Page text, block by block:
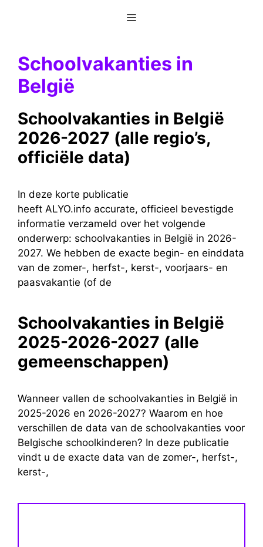
Menu
Schoolvakanties in
België
Schoolvakanties in België
2026-2027 (alle regio’s,
officiële data)
In deze korte publicatie
heeft ALYO.info accurate, officieel bevestigde
informatie verzameld over het volgende
onderwerp: schoolvakanties in België in 2026-
2027. We hebben de exacte begin- en einddata
van de zomer-, herfst-, kerst-, voorjaars- en
paasvakantie (of de
Schoolvakanties in België
2025-2026-2027 (alle
gemeenschappen)
Wanneer vallen de schoolvakanties in België in
2025-2026 en 2026-2027? Waarom en hoe
verschillen de data van de schoolvakanties voor
Belgische schoolkinderen? In deze publicatie
vindt u de exacte data van de zomer-, herfst-,
kerst-,